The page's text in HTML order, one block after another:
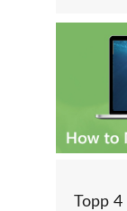
Topp